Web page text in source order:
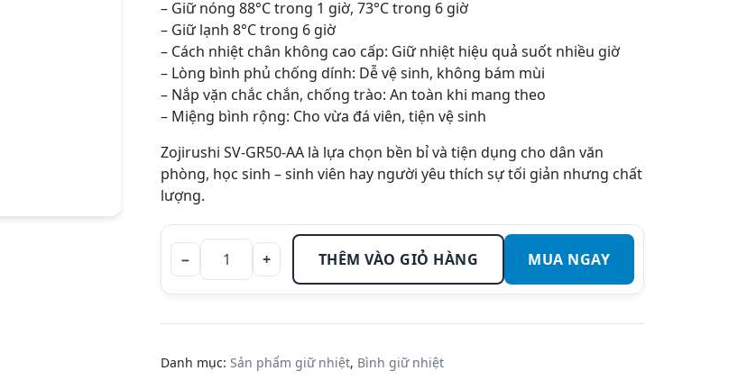
– Giữ nóng 88°C trong 1 giờ, 73°C trong 6 giờ
– Giữ lạnh 8°C trong 6 giờ
– Cách nhiệt chân không cao cấp: Giữ nhiệt hiệu quả suốt nhiều giờ
– Lòng bình phủ chống dính: Dễ vệ sinh, không bám mùi
– Nắp vặn chắc chắn, chống trào: An toàn khi mang theo
– Miệng bình rộng: Cho vừa đá viên, tiện vệ sinh
Zojirushi SV-GR50-AA là lựa chọn bền bỉ và tiện dụng cho dân văn
phòng, học sinh – sinh viên hay người yêu thích sự tối giản nhưng chất
lượng.
Bình giữ
nhiệt
SV-GR50-
− + THÊM VÀO GIỎ HÀNG MUA NGAY
Danh mục:Sản phẩm giữ nhiệt, Bình giữ nhiệt